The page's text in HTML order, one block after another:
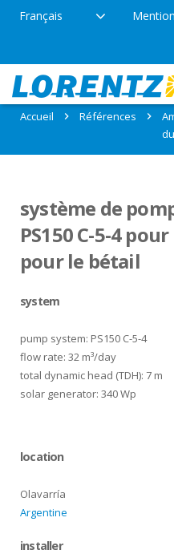
Français
Références:
Accueil Références
système de
PS150 C-5-4
pour le bétail
system
pump system: PS150 C-5-4
flow rate: 32 m³/day
total dynamic head (TDH): 7 m
solar generator: 340 Wp
location
Olavarría
Argentine
installer